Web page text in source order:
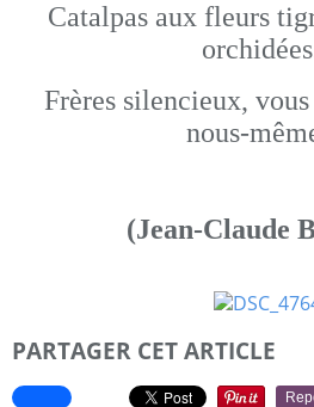
Catalpas aux fleurs
Frères silencieux,
nous-
(Jean-Claude
PARTAGER CET ARTICLE